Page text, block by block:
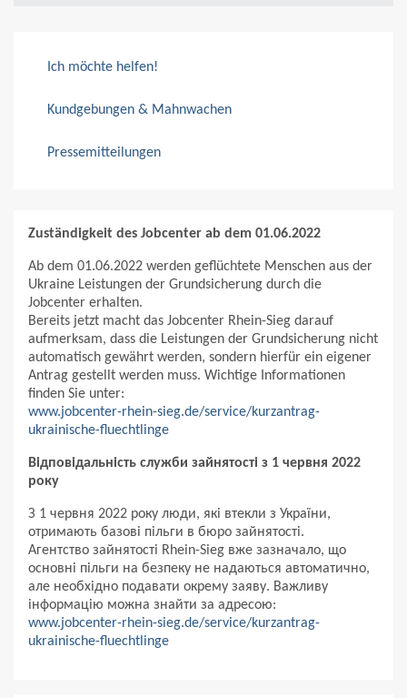
Ich möchte helfen!
Kundgebungen & Mahnwachen
Pressemitteilungen
Zuständigkeit des Jobcenter ab dem 01.06.2022
Ab dem 01.06.2022 werden geflüchtete Menschen aus der
Ukraine Leistungen der Grundsicherung durch die
Jobcenter erhalten.
Bereits jetzt macht das Jobcenter Rhein-Sieg darauf
aufmerksam, dass die Leistungen der Grundsicherung nicht
automatisch gewährt werden, sondern hierfür ein eigener
Antrag gestellt werden muss. Wichtige Informationen
finden Sie unter:
www.jobcenter-rhein-sieg.de/service/kurzantrag-
ukrainische-fluechtlinge
Відповідальність служби зайнятості з 1 червня 2022
року
З 1 червня 2022 року люди, які втекли з України,
отримають базові пільги в бюро зайнятості.
Агентство зайнятості Rhein-Sieg вже зазначало, що
основні пільги на безпеку не надаються автоматично,
але необхідно подавати окрему заяву. Важливу
інформацію можна знайти за адресою:
www.jobcenter-rhein-sieg.de/service/kurzantrag-
ukrainische-fluechtlinge